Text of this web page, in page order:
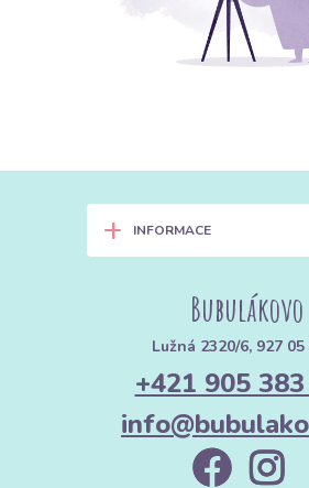
+ INFORMACE
Bubulákovo
Lužná 2320/6, 927
+421 905